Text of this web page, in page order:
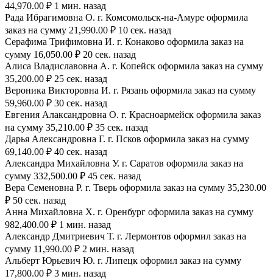
44,970.00 ₽ 1 мин. назад
Рада Ибрагимовна О. г. Комсомольск-на-Амуре оформила
заказ на сумму 21,990.00 ₽ 10 сек. назад
Серафима Трифимовна И. г. Конаково оформила заказ на
сумму 16,050.00 ₽ 20 сек. назад
Алиса Владиславовна А. г. Копейск оформила заказ на сумму
35,200.00 ₽ 25 сек. назад
Вероника Викторовна И. г. Рязань оформила заказ на сумму
59,960.00 ₽ 30 сек. назад
Евгения Алаксандровна О. г. Красноармейск оформила заказ
на сумму 35,210.00 ₽ 35 сек. назад
Дарья Александровна Г. г. Псков оформила заказ на сумму
69,140.00 ₽ 40 сек. назад
Александра Михайловна У. г. Саратов оформила заказ на
сумму 332,500.00 ₽ 45 сек. назад
Вера Семеновна Р. г. Тверь оформила заказ на сумму 35,230.00
₽ 50 сек. назад
Анна Михайловна Х. г. Оренбург оформила заказ на сумму
982,400.00 ₽ 1 мин. назад
Александр Дмитриевич Т. г. Лермонтов оформил заказ на
сумму 11,990.00 ₽ 2 мин. назад
Альберт Юрьевич Ю. г. Липецк оформил заказ на сумму
17,800.00 ₽ 3 мин. назад